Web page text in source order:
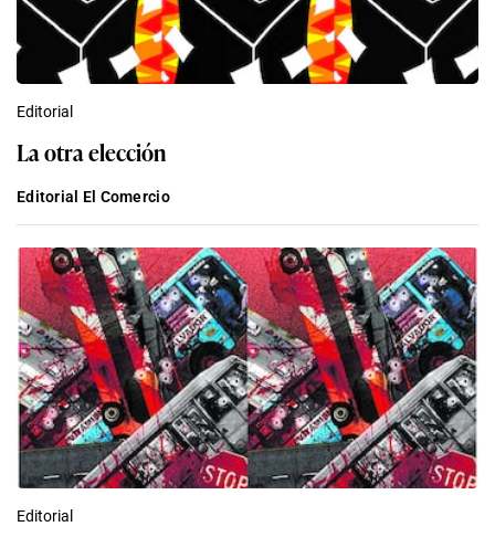
Editorial
La otra elección
Editorial El Comercio
Editorial